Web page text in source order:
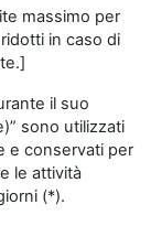
massimo per
in caso di
il suo
sono utilizzati
e conservati per
le attività
(*).